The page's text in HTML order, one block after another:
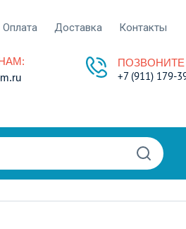
Оплата Доставка Контакты
+7 (911) 179-